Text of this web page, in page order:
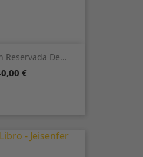
Reservada De...
€